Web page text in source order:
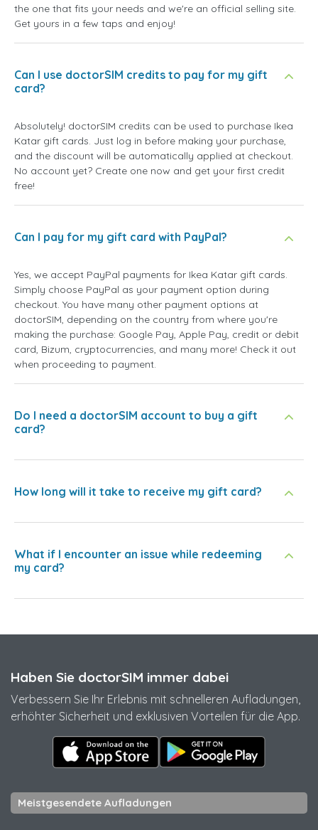
the one that fits your needs and we're an official selling site.
Get yours in a few taps and enjoy!
Can I use doctorSIM credits to pay for my gift
card?
Absolutely! doctorSIM credits can be used to purchase Ikea
Katar gift cards. Just log in before making your purchase,
and the discount will be automatically applied at checkout.
No account yet? Create one now and get your first credit
free!
Can I pay for my gift card with PayPal?
Yes, we accept PayPal payments for Ikea Katar gift cards.
Simply choose PayPal as your payment option during
checkout. You have many other payment options at
doctorSIM, depending on the country from where you're
making the purchase: Google Pay, Apple Pay, credit or debit
card, Bizum, cryptocurrencies, and many more! Check it out
when proceeding to payment.
Do I need a doctorSIM account to buy a gift
card?
How long will it take to receive my gift card?
What if I encounter an issue while redeeming
my card?
Haben Sie doctorSIM immer dabei
Verbessern Sie Ihr Erlebnis mit schnelleren Aufladungen,
erhöhter Sicherheit und exklusiven Vorteilen für die App.
Meistgesendete Aufladungen